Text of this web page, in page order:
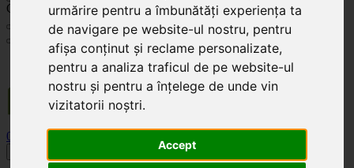
urmărire pentru a îmbunătăți experiența ta
de navigare pe website-ul nostru, pentru
afișa conținut și reclame personalizate,
pentru a analiza traficul de pe website-ul
nostru și pentru a înțelege de unde vin
vizitatorii noștri.
Accept
Celoplast
Transportul este GRATUIT pentru comenzile mai mari de 350 Lei. Comanda minimă în
valoare de 100 Lei. Expediere în 1 - 2 zile lucrătoare.
0